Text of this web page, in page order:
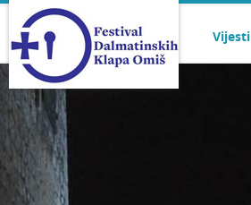
Vijesti